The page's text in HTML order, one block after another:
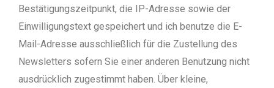
Bestätigungszeitpunkt, die IP-Adresse sowie der
Einwilligungstext gespeichert und ich benutze die E-
Mail-Adresse ausschließlich für die Zustellung des
Newsletters sofern Sie einer anderen Benutzung nicht
ausdrücklich zugestimmt haben. Über kleine,